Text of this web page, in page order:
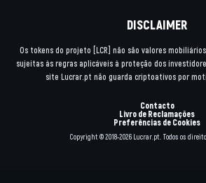
DISCLAIMER
Os tokens do projeto [LCR] não são valores
sujeitas às regras aplicáveis à proteção dos
site Lucrar.pt não guarda criptoativos por
Contacto
Livro de Reclamações
Preferências de Cookies
Copyright © 2018-2026 Lucrar.pt. Todos os